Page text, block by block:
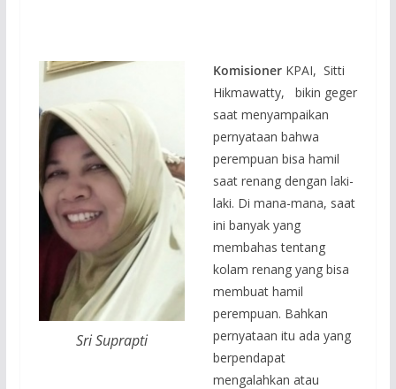
Sri Suprapti
KomisionerKPAI, Sitti
Hikmawatty, bikin geger
saat menyampaikan
pernyataan bahwa
perempuan bisa hamil
saat renang dengan laki-
laki. Di mana-mana, saat
ini banyak yang
membahas tentang
kolam renang yang bisa
membuat hamil
perempuan. Bahkan
pernyataan itu ada yang
berpendapat
mengalahkan atau